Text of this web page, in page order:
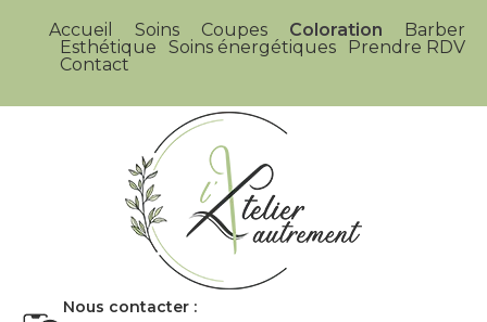
Accueil Soins Coupes Coloration
Barber
Esthétique
Soins énergétiques
Prendre RDV
Contact
Nous contacter :